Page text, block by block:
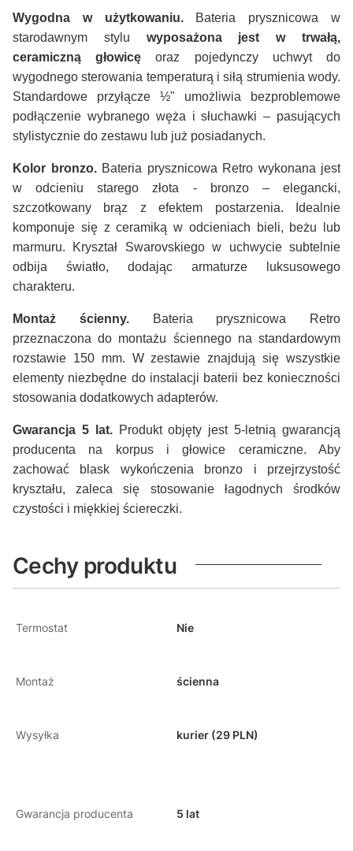
Wygodna w użytkowaniu. Bateria prysznicowa w
starodawnym stylu wyposażona jest w trwałą,
ceramiczną głowicę oraz pojedynczy uchwyt do
wygodnego sterowania temperaturą i siłą strumienia wody.
Standardowe przyłącze ½" umożliwia bezproblemowe
podłączenie wybranego węża i słuchawki – pasujących
stylistycznie do zestawu lub już posiadanych.
Kolor bronzo. Bateria prysznicowa Retro wykonana jest
w odcieniu starego złota - bronzo – elegancki,
szczotkowany brąz z efektem postarzenia. Idealnie
komponuje się z ceramiką w odcieniach bieli, beżu lub
marmuru. Kryształ Swarovskiego w uchwycie subtelnie
odbija światło, dodając armaturze luksusowego
charakteru.
Montaż ścienny.
Bateria prysznicowa Retro
przeznaczona do montażu ściennego na standardowym
rozstawie 150 mm. W zestawie znajdują się wszystkie
elementy niezbędne do instalacji baterii bez konieczności
stosowania dodatkowych adapterów.
Gwarancja 5 lat. Produkt objęty jest 5-letnią gwarancją
producenta na korpus i głowice ceramiczne. Aby
zachować blask wykończenia bronzo i przejrzystość
kryształu, zaleca się stosowanie łagodnych środków
czystości i miękkiej ściereczki.
Cechy produktu
Termostat Nie
Montaż ścienna
Wysyłka kurier (29 PLN)
Gwarancja producenta 5 lat